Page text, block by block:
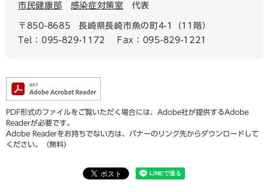
市民健康部 感染症対策室 代表
〒850-8685
長崎県長崎市魚の町4-1（11階）
Tel：095-829-1172
Fax：095-829-1221
PDF形式のファイルをご覧いただく場合には、Adobe社が提供するAdobe
Readerが必要です。
Adobe Readerをお持ちでない方は、バナーのリンク先からダウンロードして
ください。（無料）